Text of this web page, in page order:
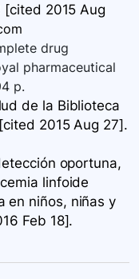
[cited 2015 Aug
drug
pharmaceutical
p.
de la Biblioteca
2015 Aug 27].
oportuna,
linfoide
en niños, niñas y
Feb 18].